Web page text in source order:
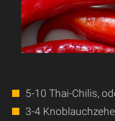
5-10 Thai-Chilis,
3-4